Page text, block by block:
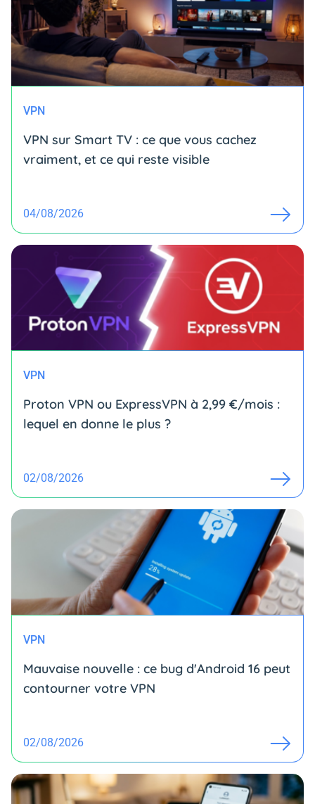
VPN
VPN sur Smart TV : ce que vous cachez
vraiment, et ce qui reste visible
04/08/2026
VPN
Proton VPN ou ExpressVPN à 2,99 €/mois :
lequel en donne le plus ?
02/08/2026
VPN
Mauvaise nouvelle : ce bug d'Android 16 peut
contourner votre VPN
02/08/2026